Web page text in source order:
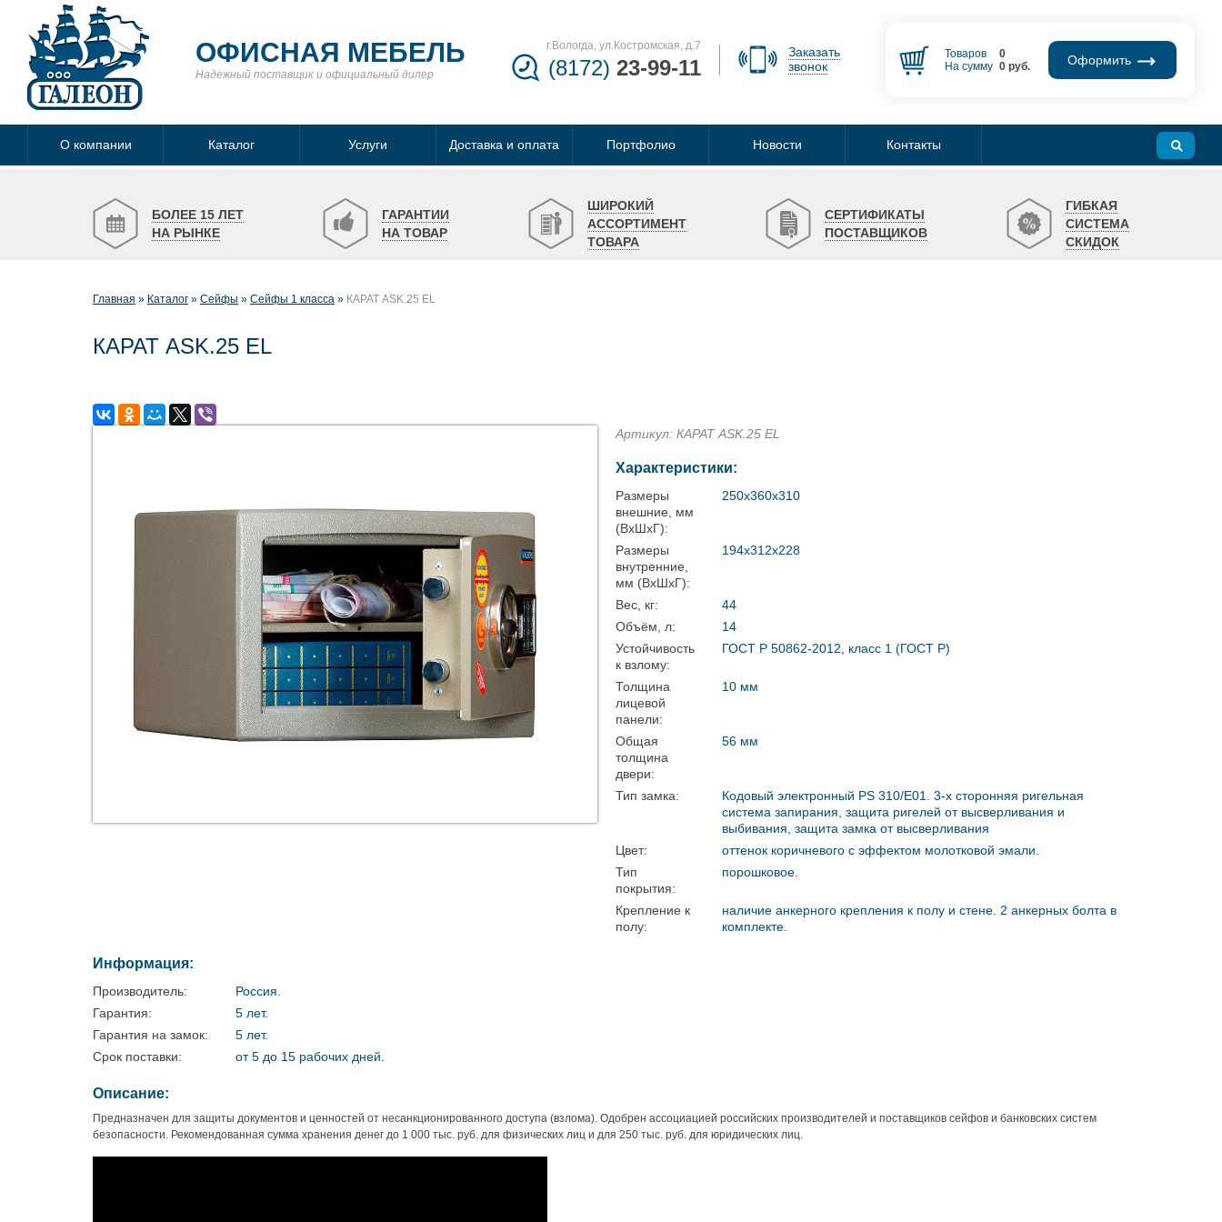
ОФИСНАЯ МЕБЕЛЬ
Надежный поставщик и официальный дилер
г.Вологда, ул.Костромская, д.7
(8172) 23-99-11
Заказать
звонок
Товаров
0
На сумму 0руб. Оформить
О компании Каталог Услуги Доставка и оплата Портфолио Новости Контакты
БОЛЕЕ 15 ЛЕТ
НА РЫНКЕ
ГАРАНТИИ
НА ТОВАР
ШИРОКИЙ
АССОРТИМЕНТ
ТОВАРА
СЕРТИФИКАТЫ
ПОСТАВЩИКОВ
ГИБКАЯ
СИСТЕМА
СКИДОК
Главная Каталог Сейфы Сейфы 1 класса КАРАТ ASK.25 EL
КАРАТ ASK.25 EL
Артикул: КАРАТ ASK.25 EL
Характеристики:
Размеры
внешние, мм
(ВхШхГ):
250x360x310
Размеры
внутренние,
мм (ВхШхГ):
194x312x228
Вес, кг:
44
Объём, л:
14
Устойчивость
к взлому:
ГОСТ Р 50862-2012, класс 1 (ГОСТ Р)
Толщина
лицевой
панели:
10 мм
Общая
толщина
двери:
56 мм
Тип замка:
Кодовый электронный PS 310/E01. 3-х сторонняя ригельная
система запирания, защита ригелей от высверливания и
выбивания, защита замка от высверливания
Цвет:
оттенок коричневого с эффектом молотковой эмали.
Тип
покрытия:
порошковое.
Крепление к
полу:
наличие анкерного крепления к полу и стене. 2 анкерных болта в
комплекте.
Информация:
Производитель:
Россия.
Гарантия:
5 лет.
Гарантия на замок:
5 лет.
Срок поставки:
от 5 до 15 рабочих дней.
Описание:
Предназначен для защиты документов и ценностей от несанкционированного доступа (взлома). Одобрен ассоциацией российских производителей и поставщиков сейфов и банковских систем
безопасности. Рекомендованная сумма хранения денег до 1 000 тыс. руб. для физических лиц и для 250 тыс. руб. для юридических лиц.